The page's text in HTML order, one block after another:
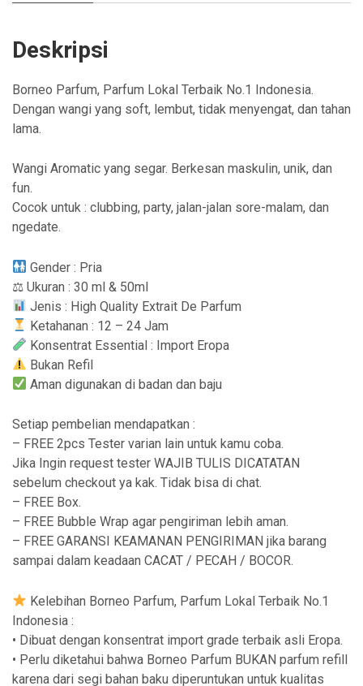
Deskripsi
Borneo Parfum, Parfum Lokal Terbaik No.1 Indonesia.
Dengan wangi yang soft, lembut, tidak menyengat, dan tahan
lama.
Wangi Aromatic yang segar. Berkesan maskulin, unik, dan
fun.
Cocok untuk : clubbing, party, jalan-jalan sore-malam, dan
ngedate.
Gender : Pria
⚖ Ukuran : 30 ml & 50ml
Jenis : High Quality Extrait De Parfum
Ketahanan : 12 – 24 Jam
Konsentrat Essential : Import Eropa
Bukan Refil
Aman digunakan di badan dan baju
Setiap pembelian mendapatkan :
– FREE 2pcs Tester varian lain untuk kamu coba.
Jika Ingin request tester WAJIB TULIS DICATATAN
sebelum checkout ya kak. Tidak bisa di chat.
– FREE Box.
– FREE Bubble Wrap agar pengiriman lebih aman.
– FREE GARANSI KEAMANAN PENGIRIMAN jika barang
sampai dalam keadaan CACAT / PECAH / BOCOR.
Kelebihan Borneo Parfum, Parfum Lokal Terbaik No.1
Indonesia :
• Dibuat dengan konsentrat import grade terbaik asli Eropa.
• Perlu diketahui bahwa Borneo Parfum BUKAN parfum refill
karena dari segi bahan baku diperuntukan untuk kualitas